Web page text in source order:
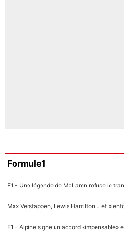
Formule1